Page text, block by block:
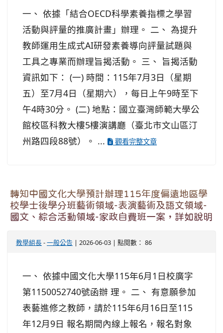
一、 依據「結合OECD科學素養指標之學習
活動與評量的推廣計畫」辦理。 二、 為提升
教師運用生成式AI研發素養導向評量試題與
工具之專業而辦理旨揭活動。 三、 旨揭活動
資訊如下： (一) 時間：115年7月3日（星期
五）至7月4日（星期六），每日上午9時至下
午4時30分。 (二) 地點：國立臺灣師範大學公
館校區科教大樓5樓演講廳（臺北市文山區汀
州路四段88號）。 ...
觀看完整文章
轉知中國文化大學預計辦理115年度偏遠地區學
校學士後學分班藝術領域-表演藝術及語文領域-
國文、綜合活動領域-家政自費班一案，詳如說明
教學組長-一般公告 | 2026-06-03 | 點閱數： 86
一、 依據中國文化大學115年6月1日校廣字
第1150052740號函辦 理。 二、 有意願參加
表藝進修之教師，請於115年6月16日至115
年12月9日 報名期間內線上報名，報名對象